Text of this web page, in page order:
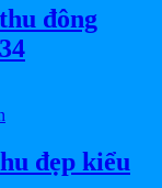
đông
đẹp kiểu